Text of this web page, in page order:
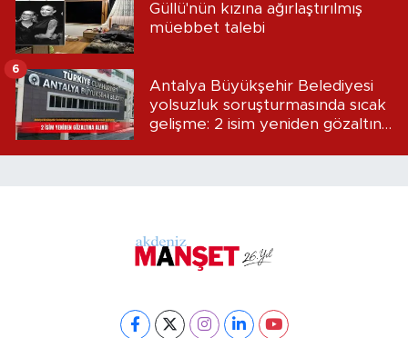
Güllü'nün kızına ağırlaştırılmış
müebbet talebi
Antalya Büyükşehir Belediyesi
yolsuzluk soruşturmasında sıcak
gelişme: 2 isim yeniden gözaltına
6